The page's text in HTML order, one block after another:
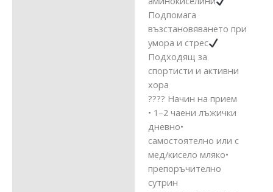
Подпомага
възстановяването при
умора и стрес
Подходящ за
спортисти и активни
хора
???? Начин на прием
• 1–2 чаени лъжички
дневно•
самостоятелно или с
мед/кисело мляко•
препоръчително
сутрин